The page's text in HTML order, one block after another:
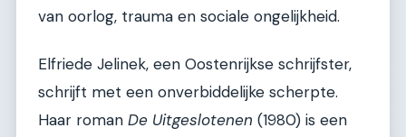
van oorlog, trauma en sociale ongelijkheid.
Elfriede Jelinek, een Oostenrijkse schrijfster,
schrijft met een onverbiddelijke scherpte.
Haar roman De Uitgeslotenen (1980) is een